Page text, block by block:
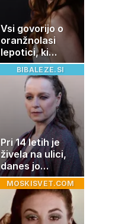
Vsi govorijo o
oranžnolasi
lepotici, ki
navdušuje s
skrivnostno
vlogo
BIBALEZE.SI
Pri 14 letih je
živela na ulici,
danes jo
občuduje ves
svet
MOSKISVET.COM